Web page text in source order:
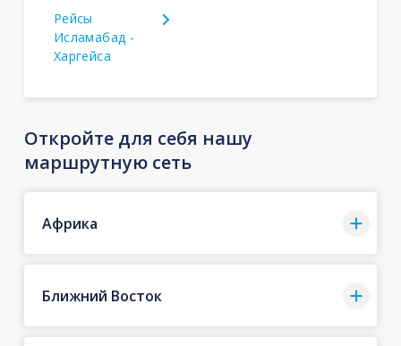
Рейсы
Исламабад -
Харгейса
Откройте для себя нашу
маршрутную сеть
Африка
Ближний Восток